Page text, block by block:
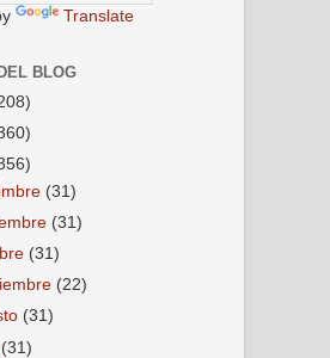
Translate
BLOG
(31)
(31)
(31)
(22)
(31)
(31)